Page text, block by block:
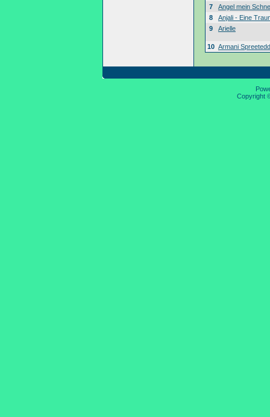
7
Angel mein
8
Anjali - Eine
9
Arielle
10 Armani
Copyright